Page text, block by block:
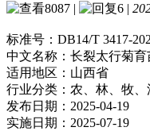
8087 | 6 |
标准号： DB14/T 3417-
中文名称： 长裂太行菊育
适用地区： 山西省
行业分类： 农、林、牧、
发布日期： 2025-04-19
实施日期： 2025-07-19